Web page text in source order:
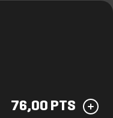
76,00 PTS